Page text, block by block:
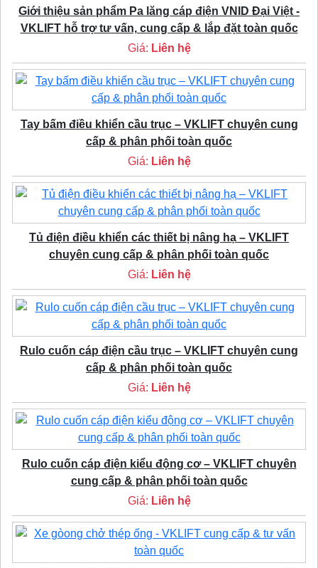
Giới thiệu sản phẩm Pa lăng cáp điện VNID Đại Việt -
VKLIFT hỗ trợ tư vấn, cung cấp & lắp đặt toàn quốc
Giá: Liên hệ
Tay bấm điều khiển cầu trục – VKLIFT chuyên cung
cấp & phân phối toàn quốc
Giá: Liên hệ
Tủ điện điều khiển các thiết bị nâng hạ – VKLIFT
chuyên cung cấp & phân phối toàn quốc
Giá: Liên hệ
Rulo cuốn cáp điện cầu trục – VKLIFT chuyên cung
cấp & phân phối toàn quốc
Giá: Liên hệ
Rulo cuốn cáp điện kiểu động cơ – VKLIFT chuyên
cung cấp & phân phối toàn quốc
Giá: Liên hệ